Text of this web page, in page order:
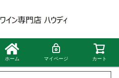
ホーム マイページ カート